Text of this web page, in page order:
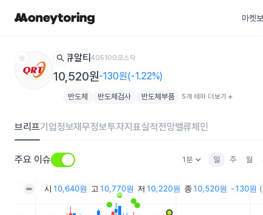
마켓
star search 큐알티 405100코스닥
10,520원-130원(-1.22%)
반도체 반도체검사 반도체부품 5개 테마 더보기 add
브리프기업정보재무정보투자지표실적전망밸류체인
주요 이슈 1분keyboard_arrow_down 일 주 월